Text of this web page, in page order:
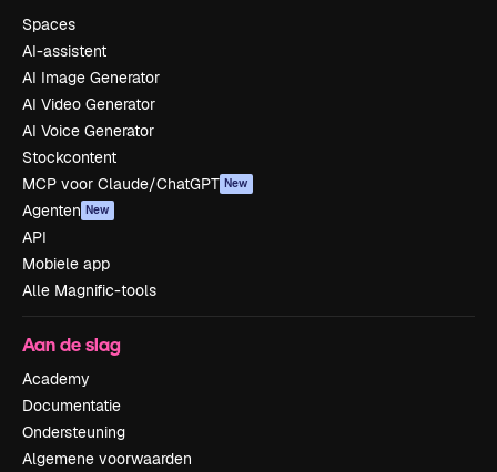
Spaces
AI-assistent
AI Image Generator
AI Video Generator
AI Voice Generator
Stockcontent
MCP voor Claude/ChatGPT New
Agenten New
API
Mobiele app
Alle Magnific-tools
Aan de slag
Academy
Documentatie
Ondersteuning
Algemene voorwaarden